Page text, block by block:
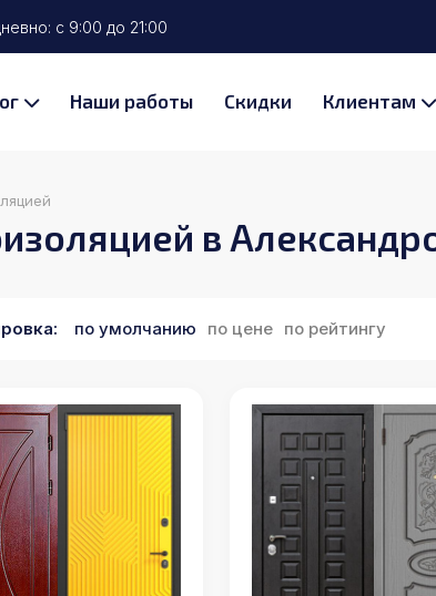
с 9:00 до 21:00
Наши работы Скидки Клиентам
в
по умолчанию по цене по рейтингу